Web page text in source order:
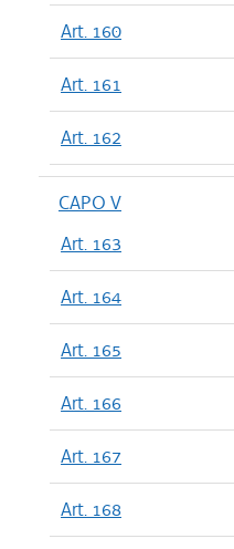
Art. 160
Art. 161
Art. 162
CAPO V
Art. 163
Art. 164
Art. 165
Art. 166
Art. 167
Art. 168